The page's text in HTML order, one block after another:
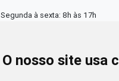
O nosso site usa
Segunda à sexta: 8h às 17h